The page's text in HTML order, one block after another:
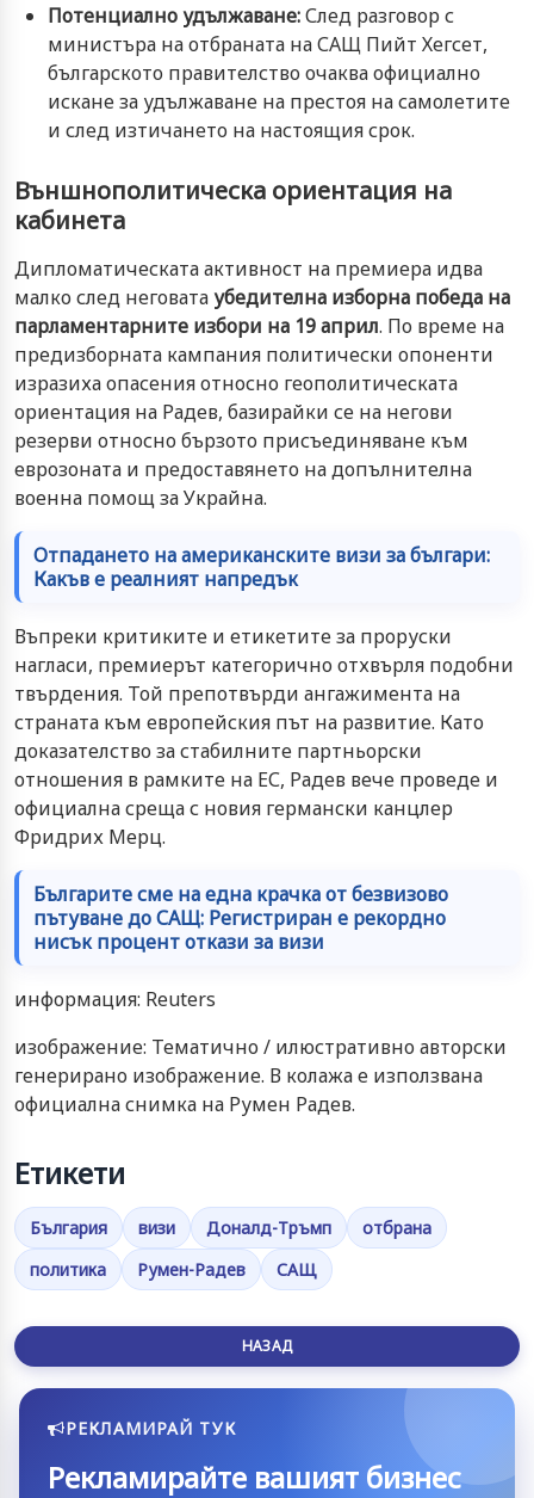
Потенциално удължаване:След разговор с
министъра на отбраната на САЩ Пийт Хегсет,
българското правителство очаква официално
искане за удължаване на престоя на самолетите
и след изтичането на настоящия срок.
Външнополитическа ориентация на
кабинета
Дипломатическата активност на премиера идва
малко след неговатаубедителна изборна победа на
парламентарните избори на 19 април. По време на
предизборната кампания политически опоненти
изразиха опасения относно геополитическата
ориентация на Радев, базирайки се на негови
резерви относно бързото присъединяване към
еврозоната и предоставянето на допълнителна
военна помощ за Украйна.
Отпадането на американските визи за българи:
Какъв е реалният напредък
Въпреки критиките и етикетите за проруски
нагласи, премиерът категорично отхвърля подобни
твърдения. Той препотвърди ангажимента на
страната към европейския път на развитие. Като
доказателство за стабилните партньорски
отношения в рамките на ЕС, Радев вече проведе и
официална среща с новия германски канцлер
Фридрих Мерц.
Българите сме на една крачка от безвизово
пътуване до САЩ: Регистриран е рекордно
нисък процент откази за визи
информация: Reuters
изображение: Тематично / илюстративно авторски
генерирано изображение. В колажа е използвана
официална снимка на Румен Радев.
Етикети
България визи Доналд-Тръмп
отбрана
политика
Румен-Радев САЩ
НАЗАД
РЕКЛАМИРАЙ ТУК
Рекламирайте вашият бизнес